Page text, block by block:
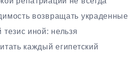
возвращать украденные
иной: нельзя
каждый египетский